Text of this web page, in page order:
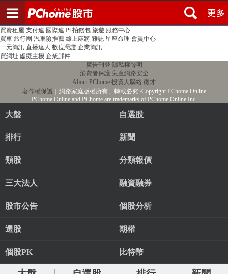
PChome首頁 線上購物 24h購物 書店
買賣租屋 支付連 國際連 Pi 拍錢包 旅遊 服務中心
買車 旅行團 汽車險推薦 線上麻將 雜誌 星座命理 會員中心
一元簡訊 直播達人 數位憑證 企業簡訊
買網址 虛擬主機 企業郵件
廣告刊登 隱私權聲明
消費者保護 兒童網路安全
About PChome 投資人聯絡 徵才
著作權保護 ｜網路家庭版權所有、轉載必究‧Copyright PChome Online
PChome Online and PChome are trademarks of PChome Online Inc.
大盤 自選股
排行 新聞
類股 分類報價
三大法人 融資融券
股市公告 個股分析
選股 期權
個股PK 比特幣